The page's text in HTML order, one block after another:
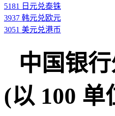
5181 日元兑泰铢
3937 韩元兑欧元
3051 美元兑港币
中国银
(以 100 单